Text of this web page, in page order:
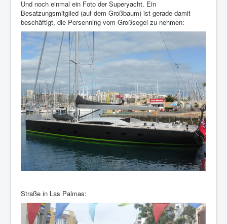
Und noch einmal ein Foto der Superyacht. Ein
Besatzungsmitglied (auf dem Großbaum) ist gerade damit
beschäftigt, die Persenning vom Großsegel zu nehmen:
Straße in Las Palmas: